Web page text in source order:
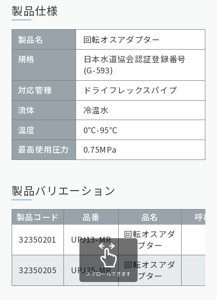
製品仕様
製品名
回転オスアダプター
規格
日本水道協会認証登録番号
(G-593)
対応管種
ドライフレックスパイプ
流体
冷温水
温度
0℃-95℃
最高使用圧力
0.75MPa
製品バリエーション
製品コード 品番 品名
呼び
32350201
UPJ13-MR
回転オスアダ
プター
32350205 UPJ25-MR
回転オスアダ
プター
スクロールできます